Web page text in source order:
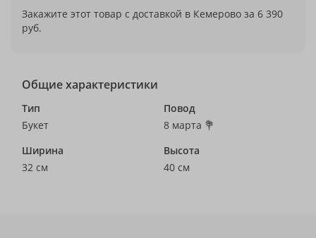
Закажите этот товар с доставкой в Кемерово за 6 390
руб.
Общие характеристики
Тип
Букет
Повод
8 марта 💐
Ширина
32 см
Высота
40 см